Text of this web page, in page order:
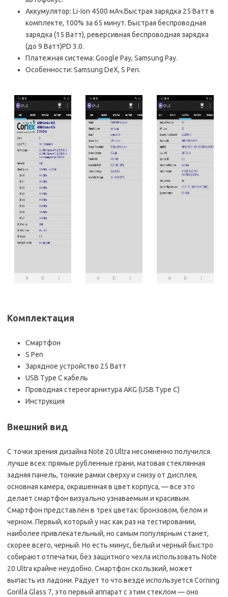
Аккумулятор: Li-Ion 4500 мАч.Быстрая зарядка 25 Ватт в
комплекте, 100% за 65 минут. Быстрая беспроводная
зарядка (15 Ватт), реверсивная беспроводная зарядка
(до 9 Ватт)PD 3.0.
Платежная система: Google Pay, Samsung Pay.
Особенности: Samsung DeX, S Pen.
Комплектация
Смартфон
S Pen
Зарядное устройство 25 Ватт
USB Type C кабель
Проводная стереогарнитура AKG (USB Type C)
Инструкция
Внешний вид
С точки зрения дизайна Note 20 Ultra несомненно получился
лучше всех: прямые рубленные грани, матовая стеклянная
задняя панель, тонкие рамки сверху и снизу от дисплея,
основная камера, окрашенная в цвет корпуса, — все это
делает смартфон визуально узнаваемым и красивым.
Смартфон представлен в трех цветах: бронзовом, белом и
черном. Первый, который у нас как раз на тестировании,
наиболее привлекательный, но самым популярным станет,
скорее всего, черный. Но есть минус, белый и черный быстро
собирают отпечатки, без защитного чехла использовать Note
20 Ultra крайне неудобно. Смартфон скользкий, может
выпасть из ладони. Радует то что везде используется Corning
Gorilla Glass 7, это первый аппарат с этим стеклом — оно